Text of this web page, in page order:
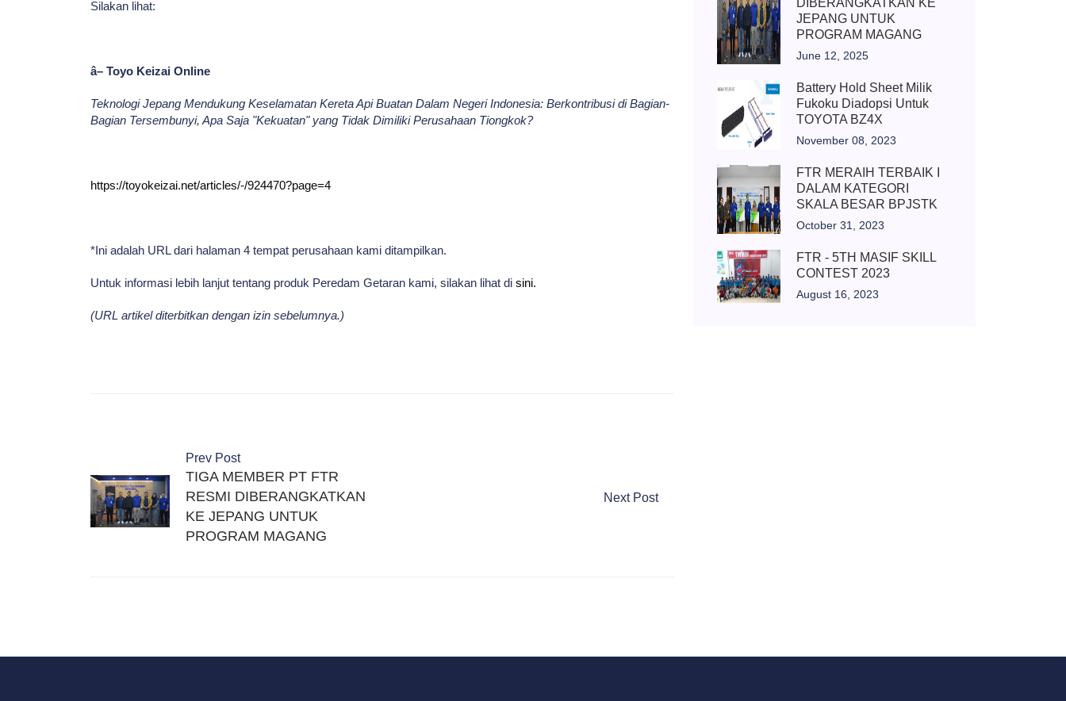
Silakan lihat:
â– Toyo Keizai Online
Teknologi Jepang Mendukung Keselamatan Kereta Api Buatan Dalam Negeri Indonesia: Berkontribusi di Bagian-
Bagian Tersembunyi, Apa Saja "Kekuatan" yang Tidak Dimiliki Perusahaan Tiongkok?
https://toyokeizai.net/articles/-/924470?page=4
*Ini adalah URL dari halaman 4 tempat perusahaan kami ditampilkan.
Untuk informasi lebih lanjut tentang produk Peredam Getaran kami, silakan lihat di sini.
(URL artikel diterbitkan dengan izin sebelumnya.)
Prev Post
TIGA MEMBER PT FTR
RESMI DIBERANGKATKAN
KE JEPANG UNTUK
PROGRAM MAGANG
Next Post
DIBERANGKATKAN KE
JEPANG UNTUK
PROGRAM MAGANG
June 12, 2025
Battery Hold Sheet Milik
Fukoku Diadopsi Untuk
TOYOTA BZ4X
November 08, 2023
FTR MERAIH TERBAIK I
DALAM KATEGORI
SKALA BESAR BPJSTK
October 31, 2023
FTR - 5TH MASIF SKILL
CONTEST 2023
August 16, 2023